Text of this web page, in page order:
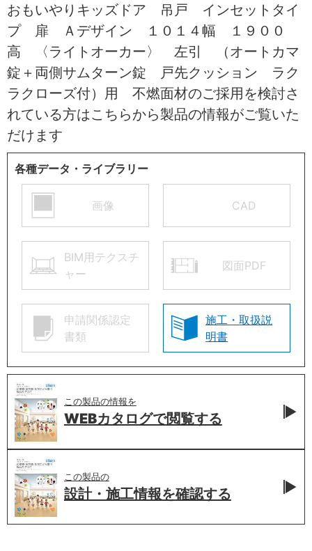
おもいやりキッズドア 吊戸 インセットタイ
プ 扉 Ａデザイン １０１４幅 １９００
高 〈ライトオーカー〉 左引 （オートカマ
錠＋両側サムターン錠 戸先クッション ラク
ラクローズ付）用 不燃面材のご採用を検討さ
れている方はこちらから製品の情報がご覧いた
だけます
各種データ・ライブラリー
画像 CAD
BIM用テクスチ
ャー
図面PDF
申請関係認定
書類
施工・取扱説
明書
この製品の情報を
WEBカタログで閲覧する
この製品の
設計・施工情報を確認する